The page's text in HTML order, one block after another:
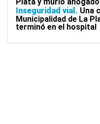
Inseguridad vial
Una
Municipalidad de La
terminó en el hospital